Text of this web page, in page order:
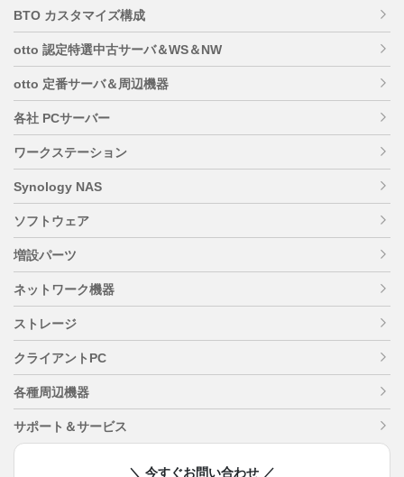
BTO カスタマイズ構成
otto 認定特選中古サーバ＆WS＆NW
otto 定番サーバ＆周辺機器
各社 PCサーバー
ワークステーション
Synology NAS
ソフトウェア
増設パーツ
ネットワーク機器
ストレージ
クライアントPC
各種周辺機器
サポート＆サービス
＼ 今すぐお問い合わせ ／